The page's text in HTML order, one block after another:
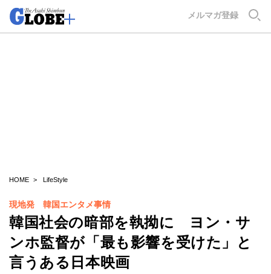
メルマガ登録
HOME LifeStyle
現地発 韓国エンタメ事情
韓国社会の暗部を執拗に ヨン・サ
ンホ監督が「最も影響を受けた」と
言うある日本映画